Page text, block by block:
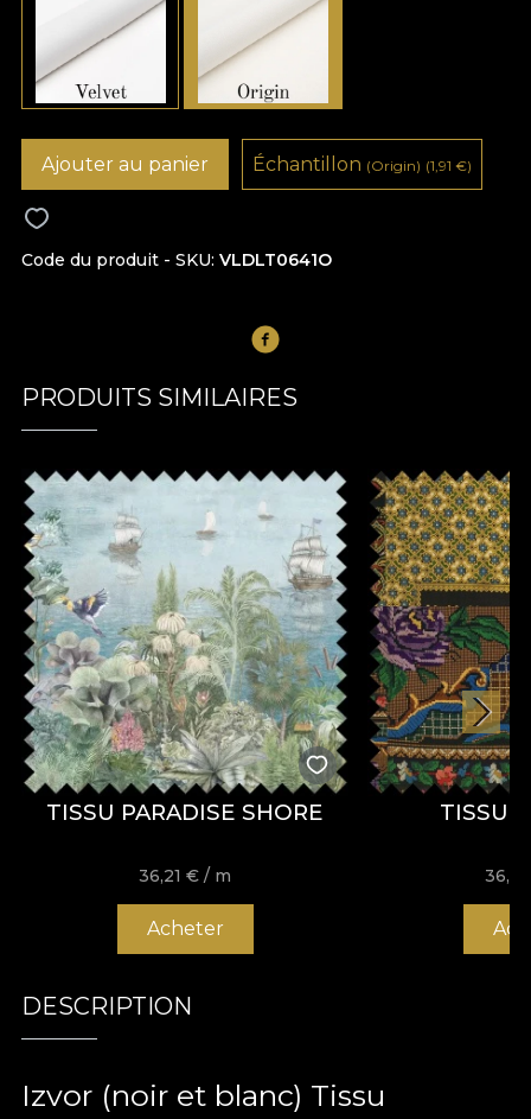
Code du produit - SKU VLDLT0641O
Ajouter au panier Échantillon (Origin) (1,91 €)
PRODUITS SIMILAIRES
TISSU PARADISE SHORE
36,21€ / m
Acheter
TISSU
DESCRIPTION
Izvor (noir et blanc) Tissu